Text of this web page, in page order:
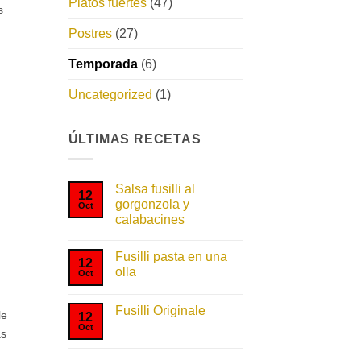
Platos fuertes(47)
Postres(27)
Temporada(6)
Uncategorized (1)
ÚLTIMAS RECETAS
12
Oct
Salsa fusilli al
gorgonzola y
calabacines
comentarios
Salsa
gorgonzola
12
Oct
Fusilli pasta en una
olla
comentarios
12
Oct
Fusilli Originale